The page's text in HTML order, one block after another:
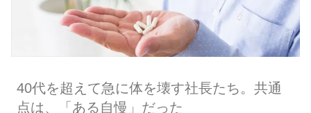
40代を超えて急に体を壊す社長たち。共通
点は、「ある自慢」だった